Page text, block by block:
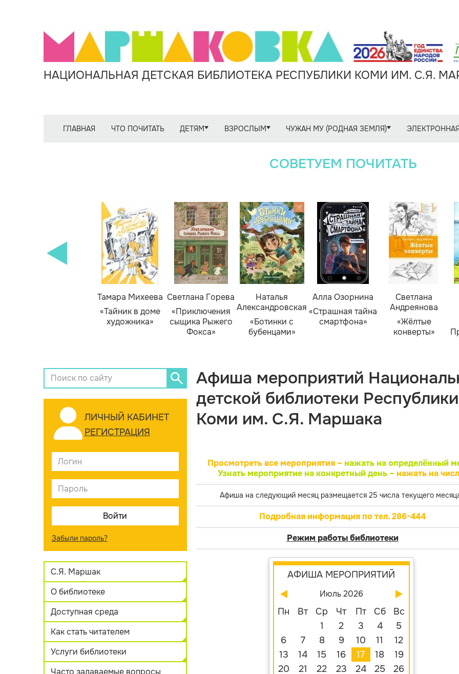
НАЦИОНАЛЬНАЯ ДЕТСКАЯ БИБЛИОТЕКА РЕСПУБЛИКИ КОМИ ИМ. С.Я.
ГЛАВНАЯ ЧТО ПОЧИТАТЬ ДЕТЯМ ВЗРОСЛЫМ ЧУЖАН МУ (РОДНАЯ ЗЕМЛЯ)
СОВЕТУЕМ ПОЧИТАТЬ
Тамара Михеева
«Тайник в доме
художника»
Светлана Горева
«Приключения
сыщика Рыжего
Фокса»
Наталья
Александровская
«Ботинки с
бубенцами»
Алла Озорнина
«Страшная тайна
смартфона»
Светлана
Андреянова
«Жёлтые
конверты»
ЛИЧНЫЙ КАБИНЕТ
РЕГИСТРАЦИЯ
Забыли пароль?
С.Я. Маршак
О библиотеке
Доступная среда
Как стать читателем
Услуги библиотеки
Часто задаваемые вопросы
Афиша мероприятий
детской библиотеки Республики
Коми им. С.Я. Маршака
Просмотреть все мероприятия – нажать на определённый
Узнать мероприятие на конкретный день –нажать на
Афиша на следующий месяц размещается 25 числа текущего
Подробная информация по тел. 286-444
Режим работы библиотеки
АФИША МЕРОПРИЯТИЙ
Июль 2026
Пн Вт Ср Чт Пт Сб
Вс
1
2 3 4
5
6
7 8 9 10 11
12
13
14 15 16 17 18
19
20
21 22 23 24 25
26